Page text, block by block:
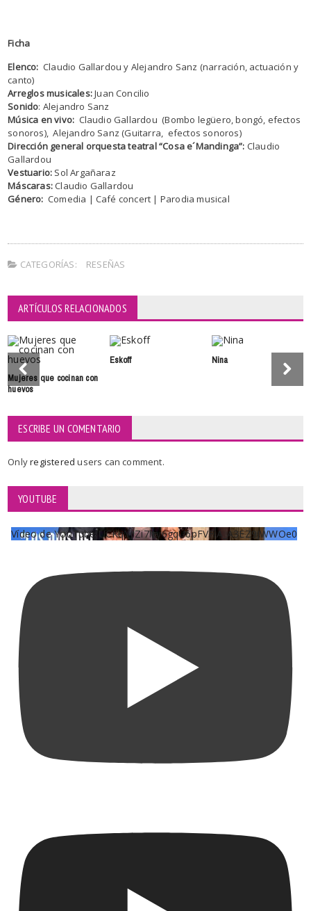
Ficha
Elenco: Claudio Gallardou y Alejandro Sanz (narración, actuación y
canto)
Arreglos musicales:Juan Concilio
Sonido: Alejandro Sanz
Música en vivo: Claudio Gallardou (Bombo legüero, bongó, efectos
sonoros), Alejandro Sanz (Guitarra, efectos sonoros)
Dirección general orquesta teatral “Cosa e´Mandinga”: Claudio
Gallardou
Vestuario: Sol Argañaraz
Máscaras:Claudio Gallardou
Género: Comedia | Café concert | Parodia musical
CATEGORÍAS: RESEÑAS
ARTÍCULOS RELACIONADOS
Mujeres que cocinan con
huevos
Eskoff Nina
ESCRIBE UN COMENTARIO
Onlyregisteredusers can comment.
YOUTUBE
Vídeo de YouTube UCKqYjiZi7lzy6gqU6pFVFiA_A3EZ9JWWOe0